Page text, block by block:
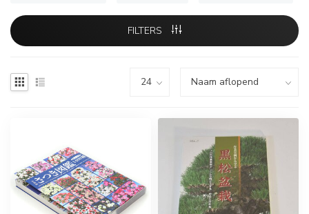
FILTERS